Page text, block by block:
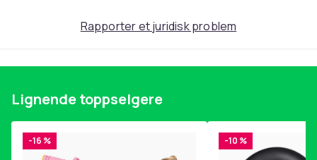
AA59-00478A AA59-00466A BN59-01014A og lignende
måling.
På grunn av forskjellig visning og forskjellig lys kan det
hende at bildet ikke gjenspeiler den faktiske fargen på
varen. Takk for din forståelse
Rapporter et juridisk problem
Lignende toppselgere
-16 % -10 %